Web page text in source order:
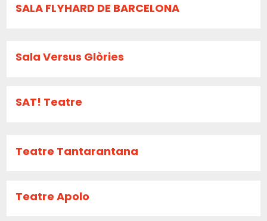
SALA FLYHARD DE BARCELONA
Sala Versus Glòries
SAT! Teatre
Teatre Tantarantana
Teatre Apolo